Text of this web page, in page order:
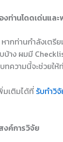
งท่านโดดเด่นแ
กท่านกำลังเตรี
บ้าง ผมมี
ทความนี้จะช่วยใ
มเติมได้ที่ รับทำวิ
งค์การวิจัย